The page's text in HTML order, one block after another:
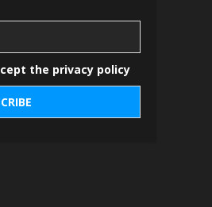
the privacy policy